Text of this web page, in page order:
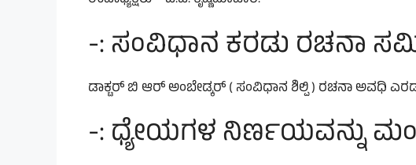
-: ಸಂವಿಧಾನ ಕರಡು ರಚನಾ
ಡಾಕ್ಟರ್ ಬಿ ಆರ್ ಅಂಬೇಡ್ಕರ್ ( ಸಂವಿಧಾನ ಶಿಲ್ಪಿ ) ರಚನಾ ಅವಧಿ
-: ಧ್ಯೇಯಗಳ ನಿರ್ಣಯವನ್ನು